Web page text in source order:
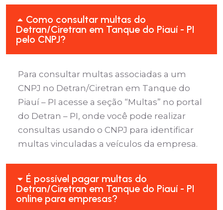
Como consultar multas do
Detran/Ciretran em Tanque do Piauí - PI
pelo CNPJ?
Para consultar multas associadas a um
CNPJ no Detran/Ciretran em Tanque do
Piauí – PI acesse a seção “Multas” no portal
do Detran – PI, onde você pode realizar
consultas usando o CNPJ para identificar
multas vinculadas a veículos da empresa.
É possível pagar multas do
Detran/Ciretran em Tanque do Piauí - PI
online para empresas?